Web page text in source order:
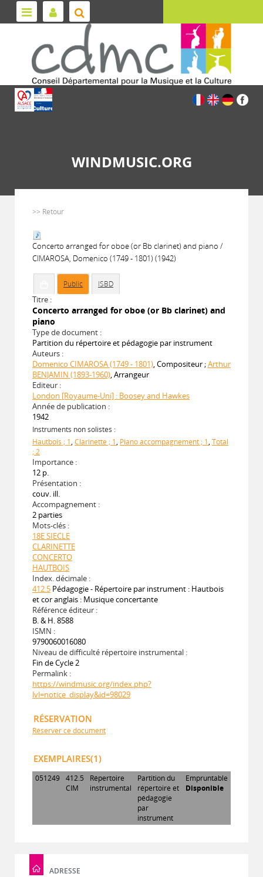
WINDMUSIC.ORG
>> Retour
Concerto arranged for oboe (or Bb clarinet) and piano /
CIMAROSA, Domenico (1749 - 1801) (1942)
Public ISBD
Titre :
Concerto arranged for oboe (or Bb clarinet) and
piano
Type de document :
Partition du répertoire et pédagogie par instrument
Auteurs :
Domenico CIMAROSA (1749 - 1801), Compositeur ;Arthur
BENJAMIN (1893-1960), Arrangeur
Editeur :
London [Royaume-Uni] : Boosey and Hawkes
Année de publication :
1942
Instruments non solistes :
Hautbois ; 1, Clarinette ; 1, Piano accompagnement ; 1, Total
; 2
Importance :
12 p.
Présentation :
couv. ill.
Accompagnement :
2 parties
Mots-clés :
18E SIECLE
CLARINETTE
CONCERTO
HAUTBOIS
Index. décimale :
412.5 Pédagogie - Répertoire par instrument : Hautbois
et cor anglais : Musique concertante
Référence éditeur :
B. & H. 8588
ISMN :
9790060016080
Niveau de difficulté répertoire instrumental :
Fin de Cycle 2
Permalink :
https://windmusic.org/index.php?
lvl=notice_display&id=98029
RÉSERVATION
Réserver ce document
EXEMPLAIRES(1)
051249 412.5
CIM
Répertoire
instrumental
Partition du
répertoire et
pédagogie
par
instrument
Empruntable
Disponible
ADRESSE